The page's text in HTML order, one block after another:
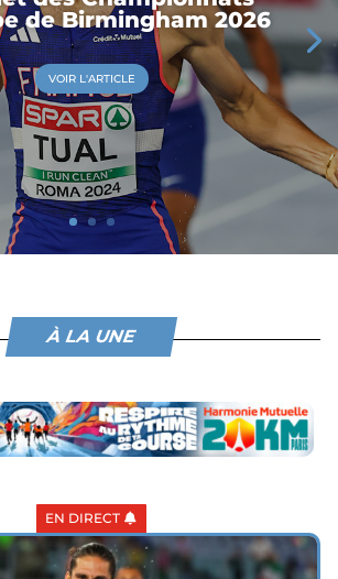
de Birmingham 2026
VOIR L'ARTICLE
À LA UNE
EN DIRECT